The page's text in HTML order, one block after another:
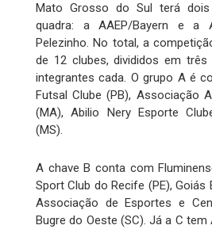
Mato Grosso do Sul terá dois
quadra: a AAEP/Bayern e a
Pelezinho. No total, a
de 12 clubes, divididos em
integrantes cada. O grupo A é
Futsal Clube (PB), Associação
(MA), Abilio Nery Esporte
(MS).
A chave B conta com
Sport Club do Recife (PE), Goiás
Associação de Esportes e
Bugre do Oeste (SC). Já a C tem